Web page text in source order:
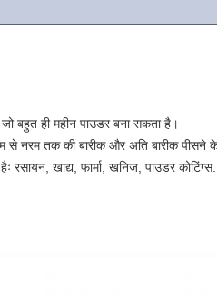
बहुत ही महीन पाउडर बना सकता है।
से नरम तक की बारीक और अति बारीक पीसने
रसायन, खाद्य, फार्मा, खनिज, पाउडर